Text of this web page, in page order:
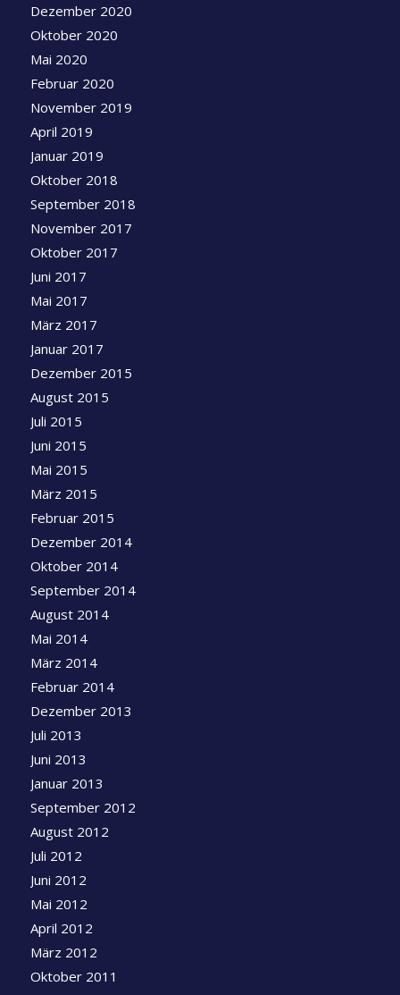
Dezember 2020
Oktober 2020
Mai 2020
Februar 2020
November 2019
April 2019
Januar 2019
Oktober 2018
September 2018
November 2017
Oktober 2017
Juni 2017
Mai 2017
März 2017
Januar 2017
Dezember 2015
August 2015
Juli 2015
Juni 2015
Mai 2015
März 2015
Februar 2015
Dezember 2014
Oktober 2014
September 2014
August 2014
Mai 2014
März 2014
Februar 2014
Dezember 2013
Juli 2013
Juni 2013
Januar 2013
September 2012
August 2012
Juli 2012
Juni 2012
Mai 2012
April 2012
März 2012
Oktober 2011